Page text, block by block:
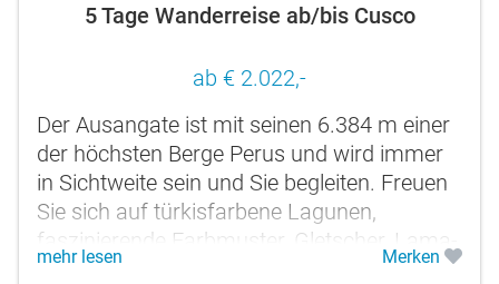
5 Tage Wanderreise ab/bis Cusco
ab € 2.022,-
Der Ausangate ist mit seinen 6.384 m einer
der höchsten Berge Perus und wird immer
in Sichtweite sein und Sie begleiten. Freuen
Sie sich auf türkisfarbene Lagunen,
faszinierende Farbmuster, Gletscher, Lama-
& Alpaka-Herden, grüne Täler...
mehr lesen Merken